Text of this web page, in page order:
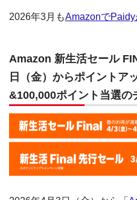
2026年3月もAmazonで
Amazon 新生活セール
日（金）からポイントア
&100,000ポイント当選の